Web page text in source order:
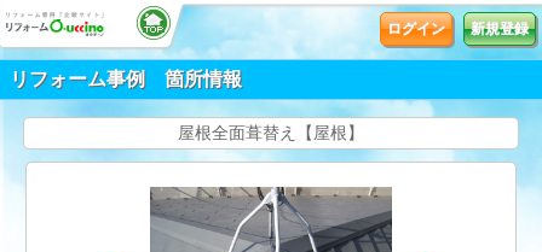
ログイン 新規登録
リフォーム事例 箇所情報
屋根全面葺替え【屋根】